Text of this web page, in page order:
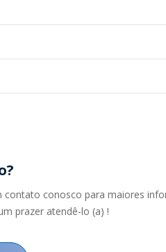
contato conosco para maiores
prazer atendê-lo (a) !